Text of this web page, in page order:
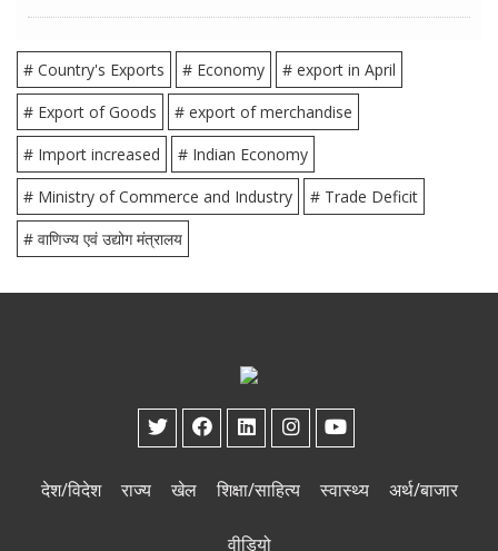
# Country's Exports # Economy
# export in April
# Export of Goods
# export of merchandise
# Import increased
# Indian Economy
# Ministry of Commerce and Industry
# Trade Deficit
# वाणिज्‍य एवं उद्योग मंत्रालय
देश/विदेश राज्य खेल शिक्षा/साहित्य स्वास्थ्य अर्थ/बाजार
वीडियो